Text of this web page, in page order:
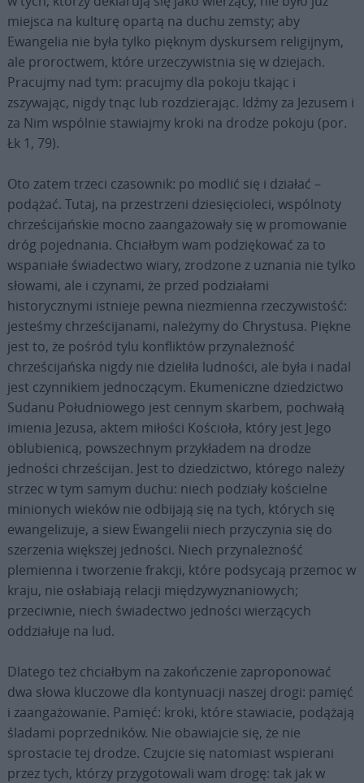
miejsca na kulturę opartą na duchu zemsty; aby
Ewangelia nie była tylko pięknym dyskursem religijnym,
ale proroctwem, które urzeczywistnia się w dziejach.
Pracujmy nad tym: pracujmy dla pokoju tkając i
zszywając, nigdy tnąc lub rozdzierając. Idźmy za Jezusem i
za Nim wspólnie stawiajmy kroki na drodze pokoju (por.
Łk 1, 79).
Oto zatem trzeci czasownik: po modlić się i działać –
podążać. Tutaj, na przestrzeni dziesięcioleci, wspólnoty
chrześcijańskie mocno zaangażowały się w promowanie
dróg pojednania. Chciałbym wam podziękować za to
wspaniałe świadectwo wiary, zrodzone z uznania nie tylko
słowami, ale i czynami, że przed podziałami
historycznymi istnieje pewna niezmienna rzeczywistość:
jesteśmy chrześcijanami, należymy do Chrystusa. Piękne
jest to, że pośród tylu konfliktów przynależność
chrześcijańska nigdy nie dzieliła ludności, ale była i nadal
jest czynnikiem jednoczącym. Ekumeniczne dziedzictwo
Sudanu Południowego jest cennym skarbem, pochwałą
imienia Jezusa, aktem miłości Kościoła, który jest Jego
oblubienicą, powszechnym przykładem na drodze
jedności chrześcijan. Jest to dziedzictwo, którego należy
strzec w tym samym duchu: niech podziały kościelne
minionych wieków nie odbijają się na tych, których się
ewangelizuje, a siew Ewangelii niech przyczynia się do
szerzenia większej jedności. Niech przynależność
plemienna i tworzenie frakcji, które podsycają przemoc w
kraju, nie osłabiają relacji międzywyznaniowych;
przeciwnie, niech świadectwo jedności wierzących
oddziałuje na lud.
Dlatego też chciałbym na zakończenie zaproponować
dwa słowa kluczowe dla kontynuacji naszej drogi: pamięć
i zaangażowanie. Pamięć: kroki, które stawiacie, podążają
śladami poprzedników. Nie obawiajcie się, że nie
sprostacie tej drodze. Czujcie się natomiast wspierani
przez tych, którzy przygotowali wam drogę: tak jak w